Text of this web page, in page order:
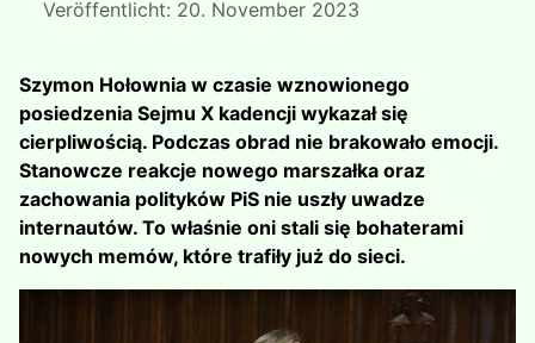
Veröffentlicht: 20. November 2023
Szymon Hołownia w czasie wznowionego
posiedzenia Sejmu X kadencji wykazał się
cierpliwością. Podczas obrad nie brakowało emocji.
Stanowcze reakcje nowego marszałka oraz
zachowania polityków PiS nie uszły uwadze
internautów. To właśnie oni stali się bohaterami
nowych memów, które trafiły już do sieci.